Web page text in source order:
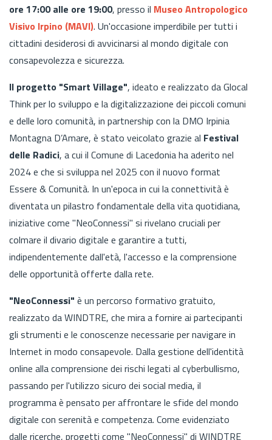
ore 17:00 alle ore 19:00, presso il Museo Antropologico
Visivo Irpino (MAVI). Un'occasione imperdibile per tutti i
cittadini desiderosi di avvicinarsi al mondo digitale con
consapevolezza e sicurezza.
Il progetto "Smart Village", ideato e realizzato da Glocal
Think per lo sviluppo e la digitalizzazione dei piccoli comuni
e delle loro comunità, in partnership con la DMO Irpinia
Montagna D’Amare, è stato veicolato grazie al Festival
delle Radici, a cui il Comune di Lacedonia ha aderito nel
2024 e che si sviluppa nel 2025 con il nuovo format
Essere & Comunità. In un'epoca in cui la connettività è
diventata un pilastro fondamentale della vita quotidiana,
iniziative come "NeoConnessi" si rivelano cruciali per
colmare il divario digitale e garantire a tutti,
indipendentemente dall'età, l'accesso e la comprensione
delle opportunità offerte dalla rete.
"NeoConnessi" è un percorso formativo gratuito,
realizzato da WINDTRE, che mira a fornire ai partecipanti
gli strumenti e le conoscenze necessarie per navigare in
Internet in modo consapevole. Dalla gestione dell'identità
online alla comprensione dei rischi legati al cyberbullismo,
passando per l'utilizzo sicuro dei social media, il
programma è pensato per affrontare le sfide del mondo
digitale con serenità e competenza. Come evidenziato
dalle ricerche, progetti come "NeoConnessi" di WINDTRE